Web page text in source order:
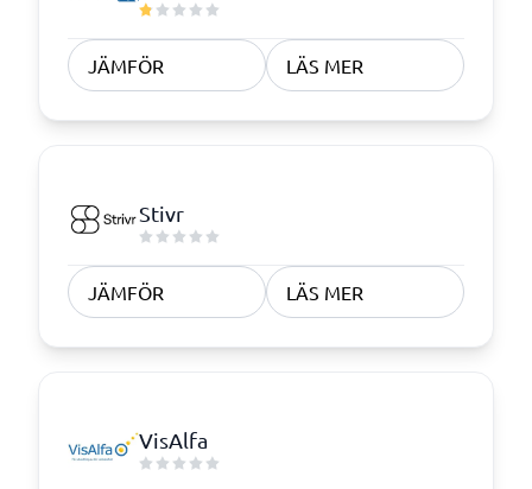
JÄMFÖR LÄS MER
Stivr
JÄMFÖR LÄS MER
VisAlfa